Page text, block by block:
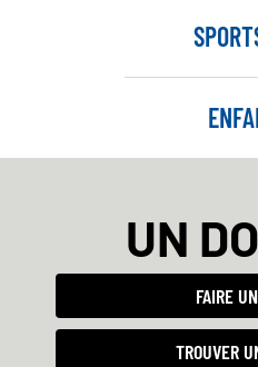
UN
FAIRE
TROUVER